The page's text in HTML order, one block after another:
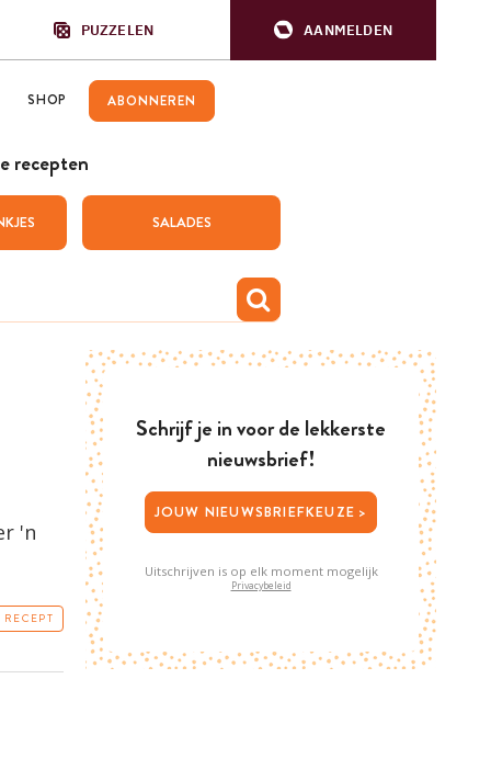
PUZZELEN AANMELDEN
SHOP ABONNEREN
recepten
SALADES
'n
Schrijf je in voor de lekkerste
nieuwsbrief!
JOUW NIEUWSBRIEFKEUZE >
Uitschrijven is op elk moment mogelijk
Privacybeleid